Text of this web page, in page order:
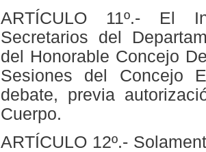
ARTÍCULO 11º.- El
Secretarios del
del Honorable Concejo
Sesiones del Concejo
debate, previa
Cuerpo.
ARTÍCULO 12º.-